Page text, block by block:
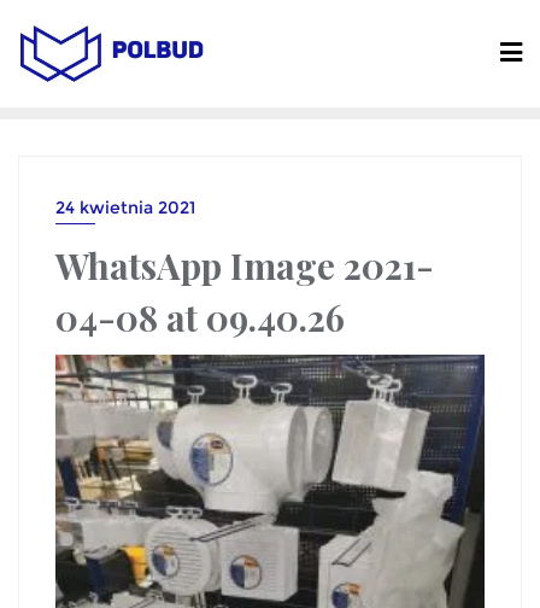
24 kwietnia 2021
WhatsApp Image 2021-
04-08 at 09.40.26